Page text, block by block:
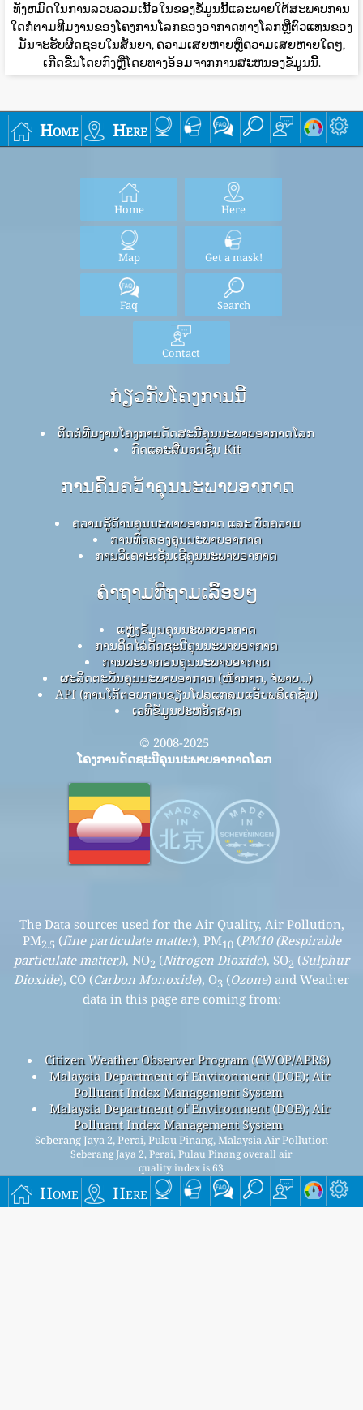
Home Here
ທັງຫມົດໃນການລວບລວມເນື້ອໃນຂອງຂໍ້ມູນນີ້ແລະພາຍໃຕ້ສະພາບການ
ໃດກໍ່ຕາມທີມງານຂອງໂຄງການໂລກຂອງອາກາດທາງໂລກຫຼືຕົວແທນຂອງ
ມັນຈະຮັບຜິດຊອບໃນສັນຍາ, ຄວາມເສຍຫາຍຫຼືຄວາມເສຍຫາຍໃດໆ,
ເກີດຂື້ນໂດຍກົງຫຼືໂດຍທາງອ້ອມຈາກການສະຫນອງຂໍ້ມູນນີ້.
Home Here
Home Here
Map Get a mask!
Faq Search
Contact
ກ່ຽວກັບໂຄງການນີ້
ຕິດຕໍ່ທີມງານໂຄງການດັດສະນີຄຸນນະພາບອາກາດໂລກ
ກົດ​ແລະ​ສື່​ມວນ​ຊົນ Kit
ການຄົ້ນຄວ້າຄຸນນະພາບອາກາດ
ຄວາມຮູ້ດ້ານຄຸນນະພາບອາກາດ ແລະ ບົດຄວາມ
ການທົດລອງຄຸນນະພາບອາກາດ
ການວິເຄາະເຊັນເຊີຄຸນນະພາບອາກາດ
ຄໍາຖາມທີ່ຖາມເລື້ອຍໆ
ແຫຼ່ງຂໍ້ມູນຄຸນນະພາບອາກາດ
ການຄິດໄລ່ດັດຊະນີຄຸນນະພາບອາກາດ
ການພະຍາກອນຄຸນນະພາບອາກາດ
ຜະລິດຕະພັນຄຸນນະພາບອາກາດ (ໜ້າກາກ, ຈໍພາບ…)
API (ການໂຕ້ຕອບການຂຽນໂປລແກລມແອັບພລິເຄຊັນ)
ເວທີຂໍ້ມູນປະຫວັດສາດ
© 2008-2025
ໂຄງການດັດຊະນີຄຸນນະພາບອາກາດໂລກ
The Data sources used for the Air Quality, Air Pollution,
PM2.5 (fine particulate matter), PM10(PM10 (Respirable
particulate matter)), NO2 (Nitrogen Dioxide), SO2 (Sulphur
Dioxide), CO (Carbon Monoxide), O3 (Ozone) and Weather
data in this page are coming from:
Citizen Weather Observer Program (CWOP/APRS)
Malaysia Department of Environment (DOE); Air
Polluant Index Management System
Malaysia Department of Environment (DOE); Air
Polluant Index Management System
Seberang Jaya 2, Perai, Pulau Pinang, Malaysia Air Pollution
Seberang Jaya 2, Perai, Pulau Pinang overall air
quality index is 63
Seberang Jaya 2, Perai, Pulau Pinang PM2.5
(fine particulate
matter) AQI is 65 - Seberang Jaya 2, Perai, Pulau Pinang PM
(PM10 (Respirable particulate matter)) AQI is 30 - Seberang